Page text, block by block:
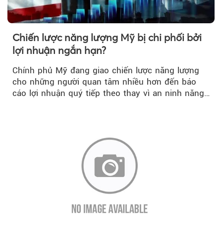
Chiến lược năng lượng Mỹ bị chi phối bởi
lợi nhuận ngắn hạn?
Chính phủ Mỹ đang giao chiến lược năng lượng
cho những người quan tâm nhiều hơn đến báo
cáo lợi nhuận quý tiếp theo thay vì an ninh năng